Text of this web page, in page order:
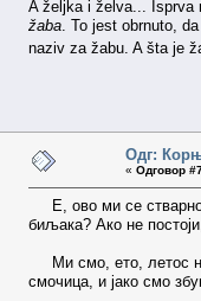
A željka i želva... Isprva
žaba . To jest obrnuto,
naziv za žabu. A šta je
Одг:
« Одговор
Е, ово ми се стварно
биљака? Ако не
Ми смо, ето, летос
смочица, и јако смо